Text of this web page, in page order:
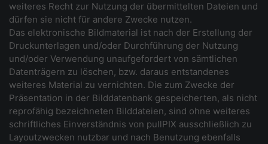
weiteres Recht zur Nutzung der übermittelten Dateien und
dürfen sie nicht für andere Zwecke nutzen.
Das elektronische Bildmaterial ist nach der Erstellung der
Druckunterlagen und/oder Durchführung der Nutzung
und/oder Verwendung unaufgefordert von sämtlichen
Datenträgern zu löschen, bzw. daraus entstandenes
weiteres Material zu vernichten. Die zum Zwecke der
Präsentation in der Bilddatenbank gespeicherten, als nicht
reprofähig bezeichneten Bilddateien, sind ohne weiteres
schriftliches Einverständnis von pullPIX ausschließlich zu
Layoutzwecken nutzbar und nach Benutzung ebenfalls